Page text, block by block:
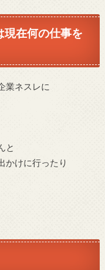
現在何の仕事を
業ネスレに
と
かけに行ったり